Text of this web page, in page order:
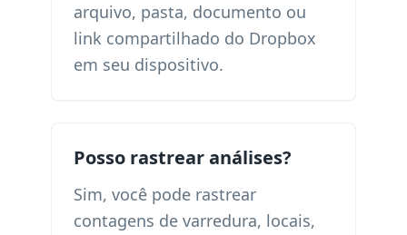
arquivo, pasta, documento ou
link compartilhado do Dropbox
em seu dispositivo.
Posso rastrear análises?
Sim, você pode rastrear
contagens de varredura, locais,